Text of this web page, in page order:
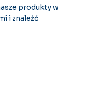
produkty w
i znaleźć